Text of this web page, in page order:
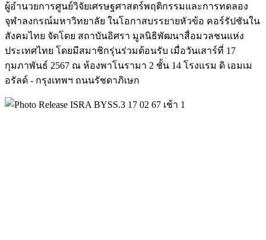
ผู้อำนวยการศูนย์วิจัยเศรษฐศาสตร์พฤติกรรมและการทดลอง
จุฬาลงกรณ์มหาวิทยาลัย ในโอกาสบรรยายหัวข้อ คอร์รัปชันใน
สังคมไทย จัดโดย สถาบันอิศรา มูลนิธิพัฒนาสื่อมวลชนแห่ง
ประเทศไทย โดยมีสมาชิกรุ่นร่วมต้อนรับ เมื่อวันเสาร์ที่ 17
กุมภาพันธ์ 2567 ณ ห้องพาโนรามา 2 ชั้น 14 โรงแรม ดิ เอมเม
อรัลด์ - กรุงเทพฯ ถนนรัชดาภิเษก